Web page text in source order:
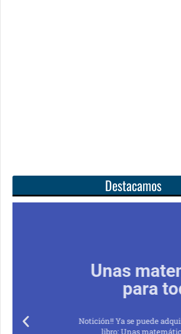
Destacamos
Unas
para todos
Notición!! Ya se puede adquirir